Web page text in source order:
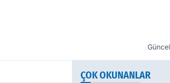
ÇOK OKUNANLAR